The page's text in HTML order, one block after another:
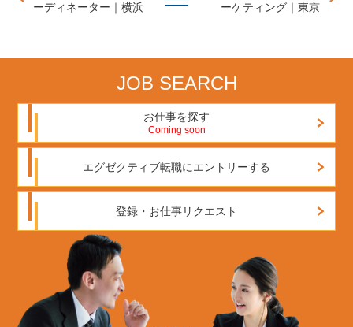
ーディネーター｜横浜
ーケティング｜東京
JOB SEARCH
お仕事を探す
Coming soon
エグゼクティブ転職にエントリーする
登録・お仕事リクエスト